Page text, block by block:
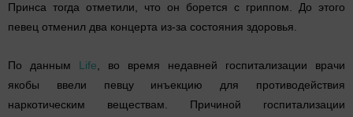
Принса тогда отметили, что он борется с гриппом. До этого
певец отменил два концерта из-за состояния здоровья.
По данным Life, во время недавней госпитализации врачи
якобы ввели певцу инъекцию для противодействия
наркотическим веществам. Причиной госпитализации